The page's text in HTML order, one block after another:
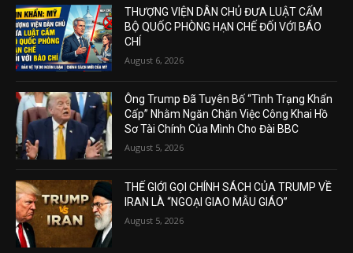
THƯỢNG VIỆN DÂN CHỦ ĐƯA LUẬT CẤM
BỘ QUỐC PHÒNG HẠN CHẾ ĐỐI VỚI BÁO
CHÍ
August 6, 2026
Ông Trump Đã Tuyên Bố “Tình Trạng Khẩn
Cấp” Nhằm Ngăn Chặn Việc Công Khai Hồ
Sơ Tài Chính Của Mình Cho Đài BBC
August 5, 2026
THẾ GIỚI GỌI CHÍNH SÁCH CỦA TRUMP VỀ
IRAN LÀ “NGOẠI GIAO MẪU GIÁO”
August 5, 2026